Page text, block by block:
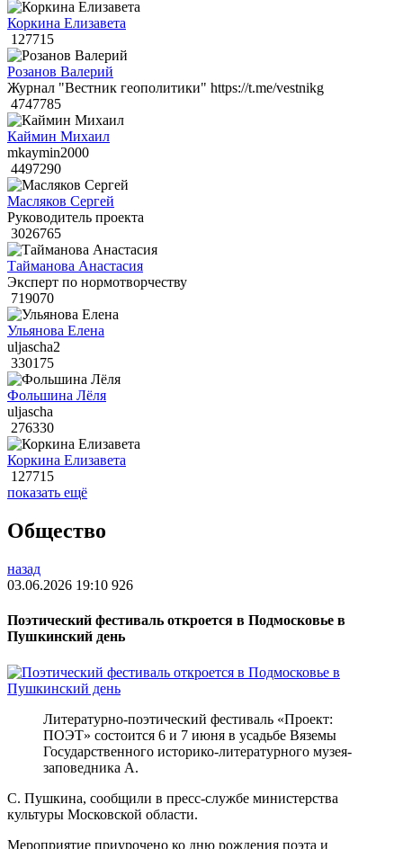
Коркина Елизавета
127715
Розанов Валерий
Журнал "Вестник геополитики" https://t.me/vestnikg
4747785
Каймин Михаил
mkaymin2000
4497290
Масляков Сергей
Руководитель проекта
3026765
Тайманова Анастасия
Эксперт по нормотворчеству
719070
Ульянова Елена
uljascha2
330175
Фольшина Лёля
uljascha
276330
Коркина Елизавета
127715
показать ещё
Общество
назад
03.06.2026 19:10 926
Поэтический фестиваль откроется в Подмосковье в
Пушкинский день
Литературно-поэтический фестиваль «Проект:
ПОЭТ» состоится 6 и 7 июня в усадьбе Вяземы
Государственного историко-литературного музея-
заповедника А.
С. Пушкина, сообщили в пресс-службе министерства
культуры Московской области.
Мероприятие приурочено ко дню рождения поэта и